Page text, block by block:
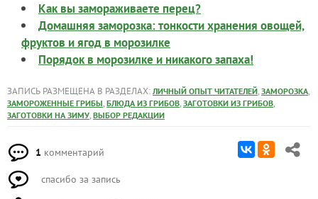
Как вы замораживаете перец?
Домашняя заморозка: тонкости хранения овощей,
фруктов и ягод в морозилке
Порядок в морозилке и никакого запаха!
ЗАПИСЬ РАЗМЕЩЕНА В РАЗДЕЛАХ: ЛИЧНЫЙ ОПЫТ ЧИТАТЕЛЕЙ, ЗАМОРОЗКА,
ЗАМОРОЖЕННЫЕ ГРИБЫ, БЛЮДА ИЗ ГРИБОВ, ЗАГОТОВКИ ИЗ ГРИБОВ,
ЗАГОТОВКИ НА ЗИМУ, ВЫБОР РЕДАКЦИИ
1 комментарий
спасибо за запись